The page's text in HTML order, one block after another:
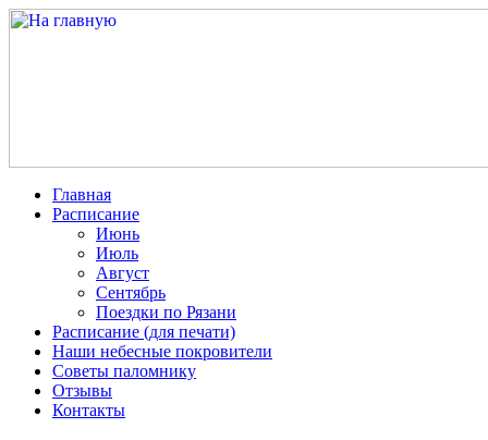
Главная
Расписание
Июнь
Июль
Август
Сентябрь
Поездки по Рязани
Расписание (для печати)
Наши небесные покровители
Советы паломнику
Отзывы
Контакты